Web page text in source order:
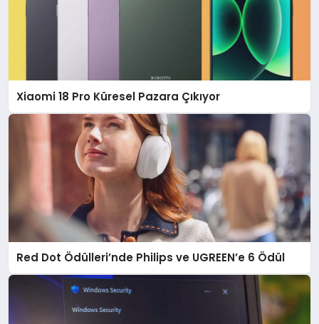
Xiaomi 18 Pro Küresel Pazara Çıkıyor
Red Dot Ödülleri’nde Philips ve UGREEN’e 6 Ödül